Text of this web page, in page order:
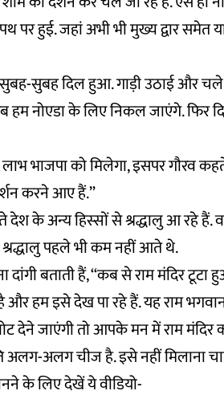
हुई. जहां अभी भी मुख्य द्वार समेत
सुबह-सुबह दिल हुआ. गाड़ी उठाई और
हम नोएडा के लिए निकल जाएंगे. फिर
भाजपा को मिलेगा, इसपर गौरव
करने आए हैं.”
देश के अन्य हिस्सों से श्रद्धालु आ रहे हैं.
श्रद्धालु पहले भी कम नहीं आते थे.
बताती हैं, ‘‘कब से राम मंदिर टूटा
हम इसे देख पा रहे हैं. यह राम भगवान
देने जाएंगी तो आपके मन में राम मंदिर
अलग-अलग चीज है. इसे नहीं मिलाना
के लिए देखें ये वीडियो-